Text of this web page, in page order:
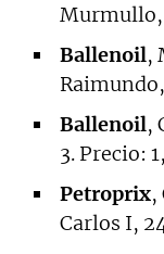
Murmullo,
Ballenoil,
Ballenoil,
3. Precio:
Petroprix,
Carlos I,